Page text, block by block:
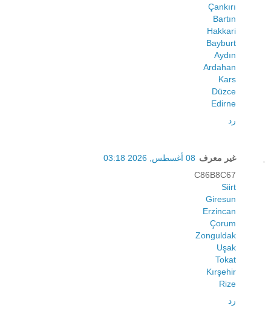
Çankırı
Bartın
Hakkari
Bayburt
Aydın
Ardahan
Kars
Düzce
Edirne
رد
غير معرف 08 أغسطس, 2026 03:18
C86B8C67
Siirt
Giresun
Erzincan
Çorum
Zonguldak
Uşak
Tokat
Kırşehir
Rize
رد